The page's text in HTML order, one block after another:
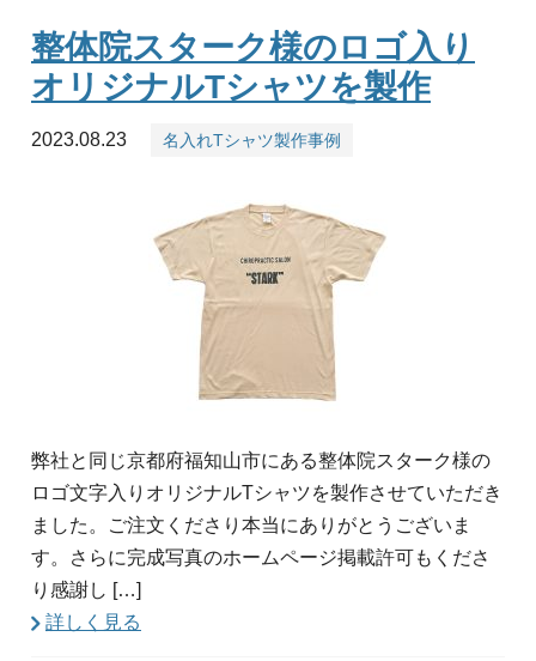
整体院スターク様のロゴ入り
オリジナルTシャツを製作
2023.08.23 名入れTシャツ製作事例
弊社と同じ京都府福知山市にある整体院スターク様の
ロゴ文字入りオリジナルTシャツを製作させていただき
ました。ご注文くださり本当にありがとうございま
す。さらに完成写真のホームページ掲載許可もくださ
り感謝し […]
詳しく見る